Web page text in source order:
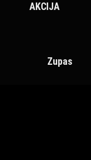
AKCIJA
Zupas